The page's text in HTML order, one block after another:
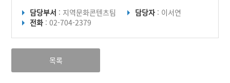
담당부서 : 지역문화콘텐츠팀 담당자 : 이서연
전화 : 02-704-2379
목록